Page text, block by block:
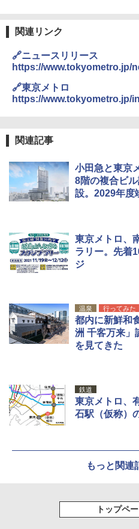
付き ヒグマ
関の購入実
防災用品 長
￥3,680
き
￥6,459
通気窓付き
コンパクト
関連リンク
🔗ニュースリリース
https://www.tokyometro.jp/
🔗東京メトロ
https://www.tokyometro.jp/
関連記事
小田急と東京
8階の複合ビ
設。2029年度
東京メトロ、
ラリー。先着
ジ
温泉 行ってみた
都内に新鮮和
洲 千客万来
を見てきた
鉄道
東京メトロ、
石駅（仮称）
もっと関連
トップペ